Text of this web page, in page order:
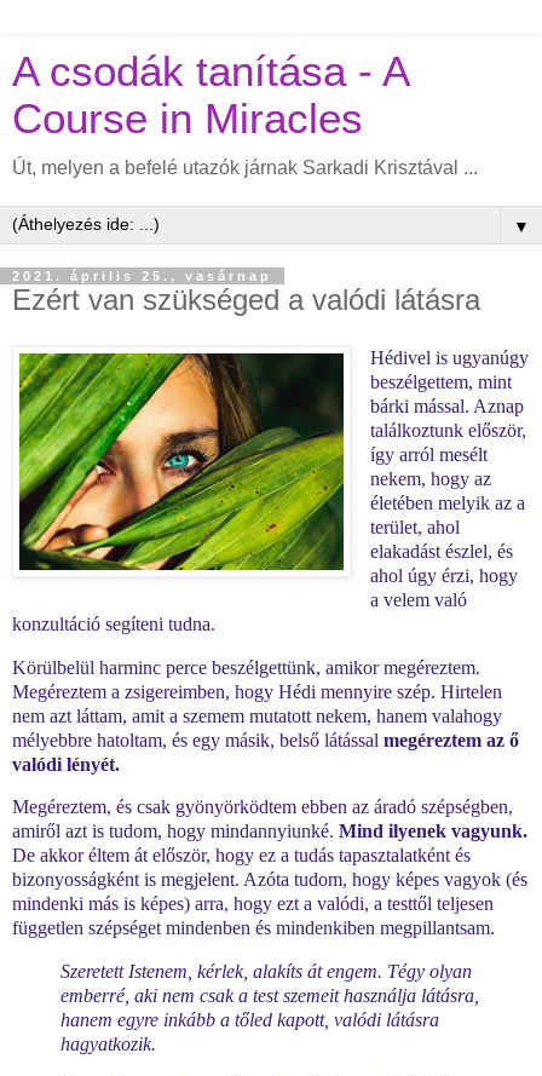
A csodák tanítása - A
Course in Miracles
Út, melyen a befelé utazók járnak Sarkadi Krisztával ...
▼
2021. április 25., vasárnap
Ezért van szükséged a valódi látásra
Hédivel is ugyanúgy
beszélgettem, mint
bárki mással. Aznap
találkoztunk először,
így arról mesélt
nekem, hogy az
életében melyik az a
terület, ahol
elakadást észlel, és
ahol úgy érzi, hogy
a velem való
konzultáció segíteni tudna.
Körülbelül harminc perce beszélgettünk, amikor megéreztem.
Megéreztem a zsigereimben, hogy Hédi mennyire szép. Hirtelen
nem azt láttam, amit a szemem mutatott nekem, hanem valahogy
mélyebbre hatoltam, és egy másik, belső látással megéreztem az ő
valódi lényét.
Megéreztem, és csak gyönyörködtem ebben az áradó szépségben,
amiről azt is tudom, hogy mindannyiunké. Mind ilyenek vagyunk.
De akkor éltem át először, hogy ez a tudás tapasztalatként és
bizonyosságként is megjelent. Azóta tudom, hogy képes vagyok (és
mindenki más is képes) arra, hogy ezt a valódi, a testtől teljesen
független szépséget mindenben és mindenkiben megpillantsam.
Szeretett Istenem, kérlek, alakíts át engem. Tégy olyan
emberré, aki nem csak a test szemeit használja látásra,
hanem egyre inkább a tőled kapott, valódi látásra
hagyatkozik.